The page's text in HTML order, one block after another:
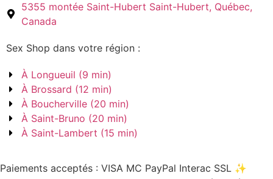
5355 montée Saint-Hubert Saint-Hubert, Québec,
Canada
Sex Shop dans votre région :
À Longueuil (9 min)
À Brossard (12 min)
À Boucherville (20 min)
À Saint-Bruno (20 min)
À Saint-Lambert (15 min)
Paiements acceptés : VISA MC PayPal Interac SSL ✨